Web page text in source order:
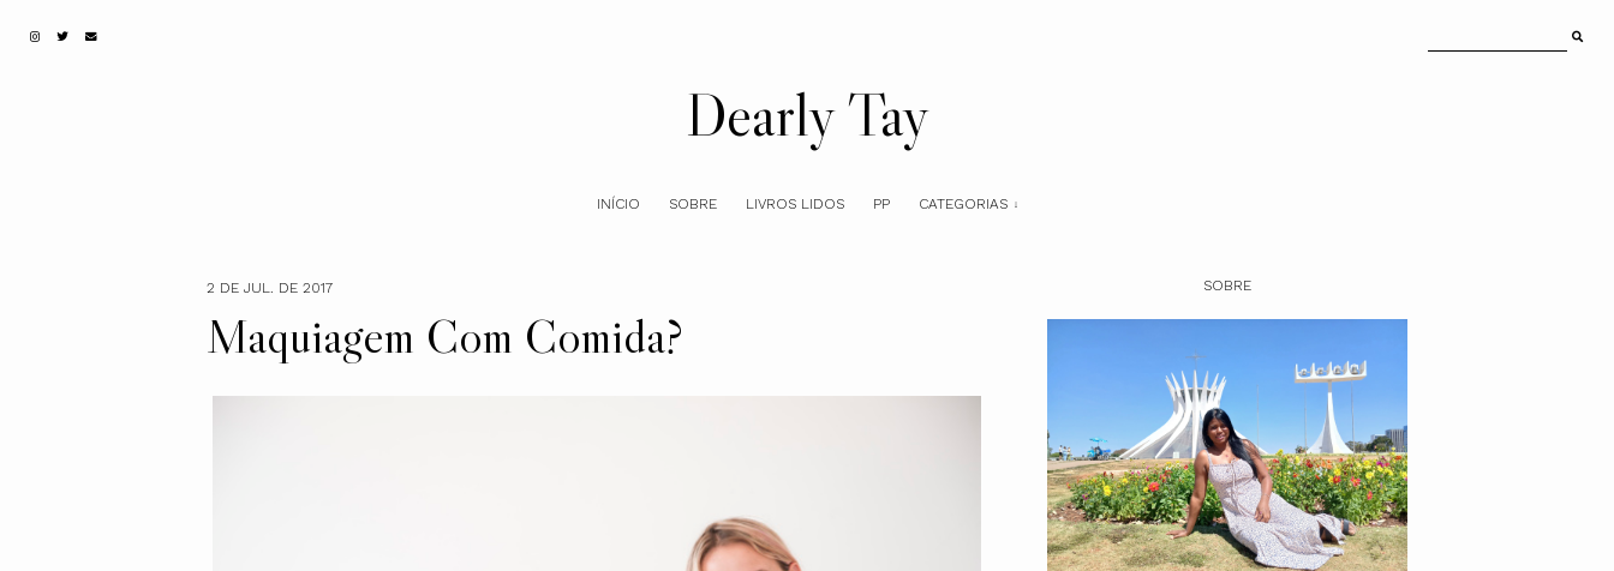
Dearly Tay
INÍCIO SOBRE LIVROS LIDOS PP CATEGORIAS
2 DE JUL. DE 2017
Maquiagem Com Comida?
SOBRE